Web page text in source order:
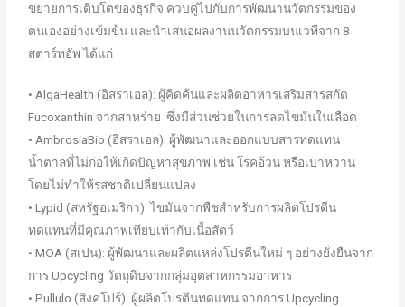
ขยายการเติบโตของธุรกิจ ควบคู่ไปกับการพัฒนานวัตกรรมของ
ตนเองอย่างเข้มข้น และนำเสนอผลงานนวัตกรรมบนเวทีจาก 8
สตาร์ทอัพ ได้แก่
• AlgaHealth (อิสราเอล): ผู้คิดค้นและผลิตอาหารเสริมสารสกัด
Fucoxanthin จากสาหร่าย :ซึ่งมีส่วนช่วยในการลดไขมันในเลือด
• AmbrosiaBio (อิสราเอล): ผู้พัฒนาและออกแบบสารทดแทน
น้ำตาลที่ไม่ก่อให้เกิดปัญหาสุขภาพ เช่น โรคอ้วน หรือเบาหวาน
โดยไม่ทำให้รสชาติเปลี่ยนแปลง
• Lypid (สหรัฐอเมริกา): ไขมันจากพืชสำหรับการผลิตโปรตีน
ทดแทนที่มีคุณภาพเทียบเท่ากับเนื้อสัตว์
• MOA (สเปน): ผู้พัฒนาและผลิตแหล่งโปรตีนใหม่ ๆ อย่างยั่งยืนจาก
การ Upcycling วัตถุดิบจากกลุ่มอุตสาหกรรมอาหาร
• Pullulo (สิงคโปร์): ผู้ผลิตโปรตีนทดแทน จากการ Upcycling